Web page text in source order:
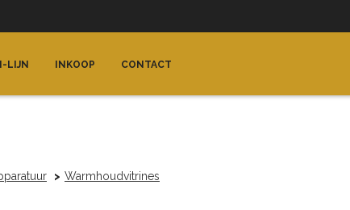
LIJN INKOOP CONTACT
Warmhoudvitrines